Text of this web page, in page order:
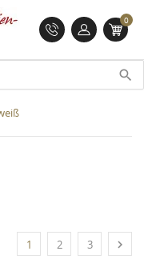
0
search
1 2 3 